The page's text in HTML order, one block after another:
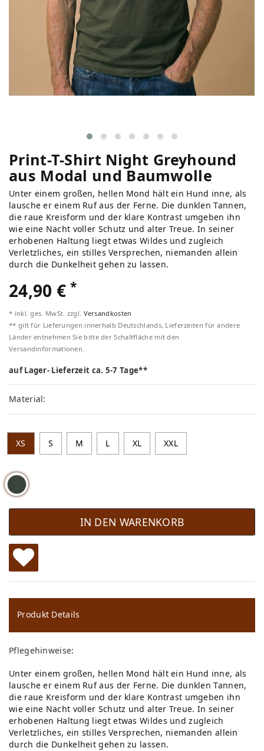
Print-T-Shirt Night Greyhound
aus Modal und Baumwolle
Unter einem großen, hellen Mond hält ein Hund inne, als
lausche er einem Ruf aus der Ferne. Die dunklen Tannen,
die raue Kreisform und der klare Kontrast umgeben ihn
wie eine Nacht voller Schutz und alter Treue. In seiner
erhobenen Haltung liegt etwas Wildes und zugleich
Verletzliches, ein stilles Versprechen, niemanden allein
durch die Dunkelheit gehen zu lassen.
24,90 €*
* inkl. ges. MwSt. zzgl. Versandkosten
** gilt für Lieferungen innerhalb Deutschlands, Lieferzeiten für andere
Länder entnehmen Sie bitte der Schaltfläche mit den
Versandinformationen.
auf Lager- Lieferzeit ca. 5-7 Tage**
Material:
XS S M L XL XXL
IN DEN WARENKORB
W
u
ns
ch
lis
te
Produkt Details
Pflegehinweise:
Unter einem großen, hellen Mond hält ein Hund inne, als
lausche er einem Ruf aus der Ferne. Die dunklen Tannen,
die raue Kreisform und der klare Kontrast umgeben ihn
wie eine Nacht voller Schutz und alter Treue. In seiner
erhobenen Haltung liegt etwas Wildes und zugleich
Verletzliches, ein stilles Versprechen, niemanden allein
durch die Dunkelheit gehen zu lassen.